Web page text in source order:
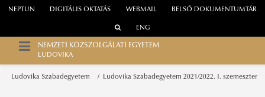
WEBMAIL
NEPTUN DIGITÁLIS OKTATÁS BELSŐ DOKUMENTUMTÁR
ENG
NEMZETI KÖZSZOLGÁLATI EGYETEM
LUDOVIKA
Ludovika Szabadegyetem Ludovika Szabadegyetem 2021/2022. I. szemeszter